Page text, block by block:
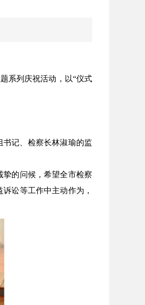
系列庆祝活动，以“仪式
记、检察长林淑瑜的监
的问候，希望全市检察
讼等工作中主动作为，